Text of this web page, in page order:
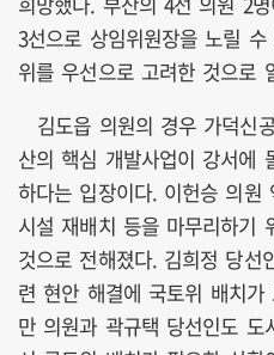
3선으로 상임위원장을 노릴
위를 우선으로 고려한 것으로
김도읍 의원의 경우 가덕신
산의 핵심 개발사업이 강서에
하다는 입장이다. 이헌승 의원
시설 재배치 등을 마무리하기
것으로 전해졌다. 김희정 당
련 현안 해결에 국토위 배치
만 의원과 곽규택 당선인도 도